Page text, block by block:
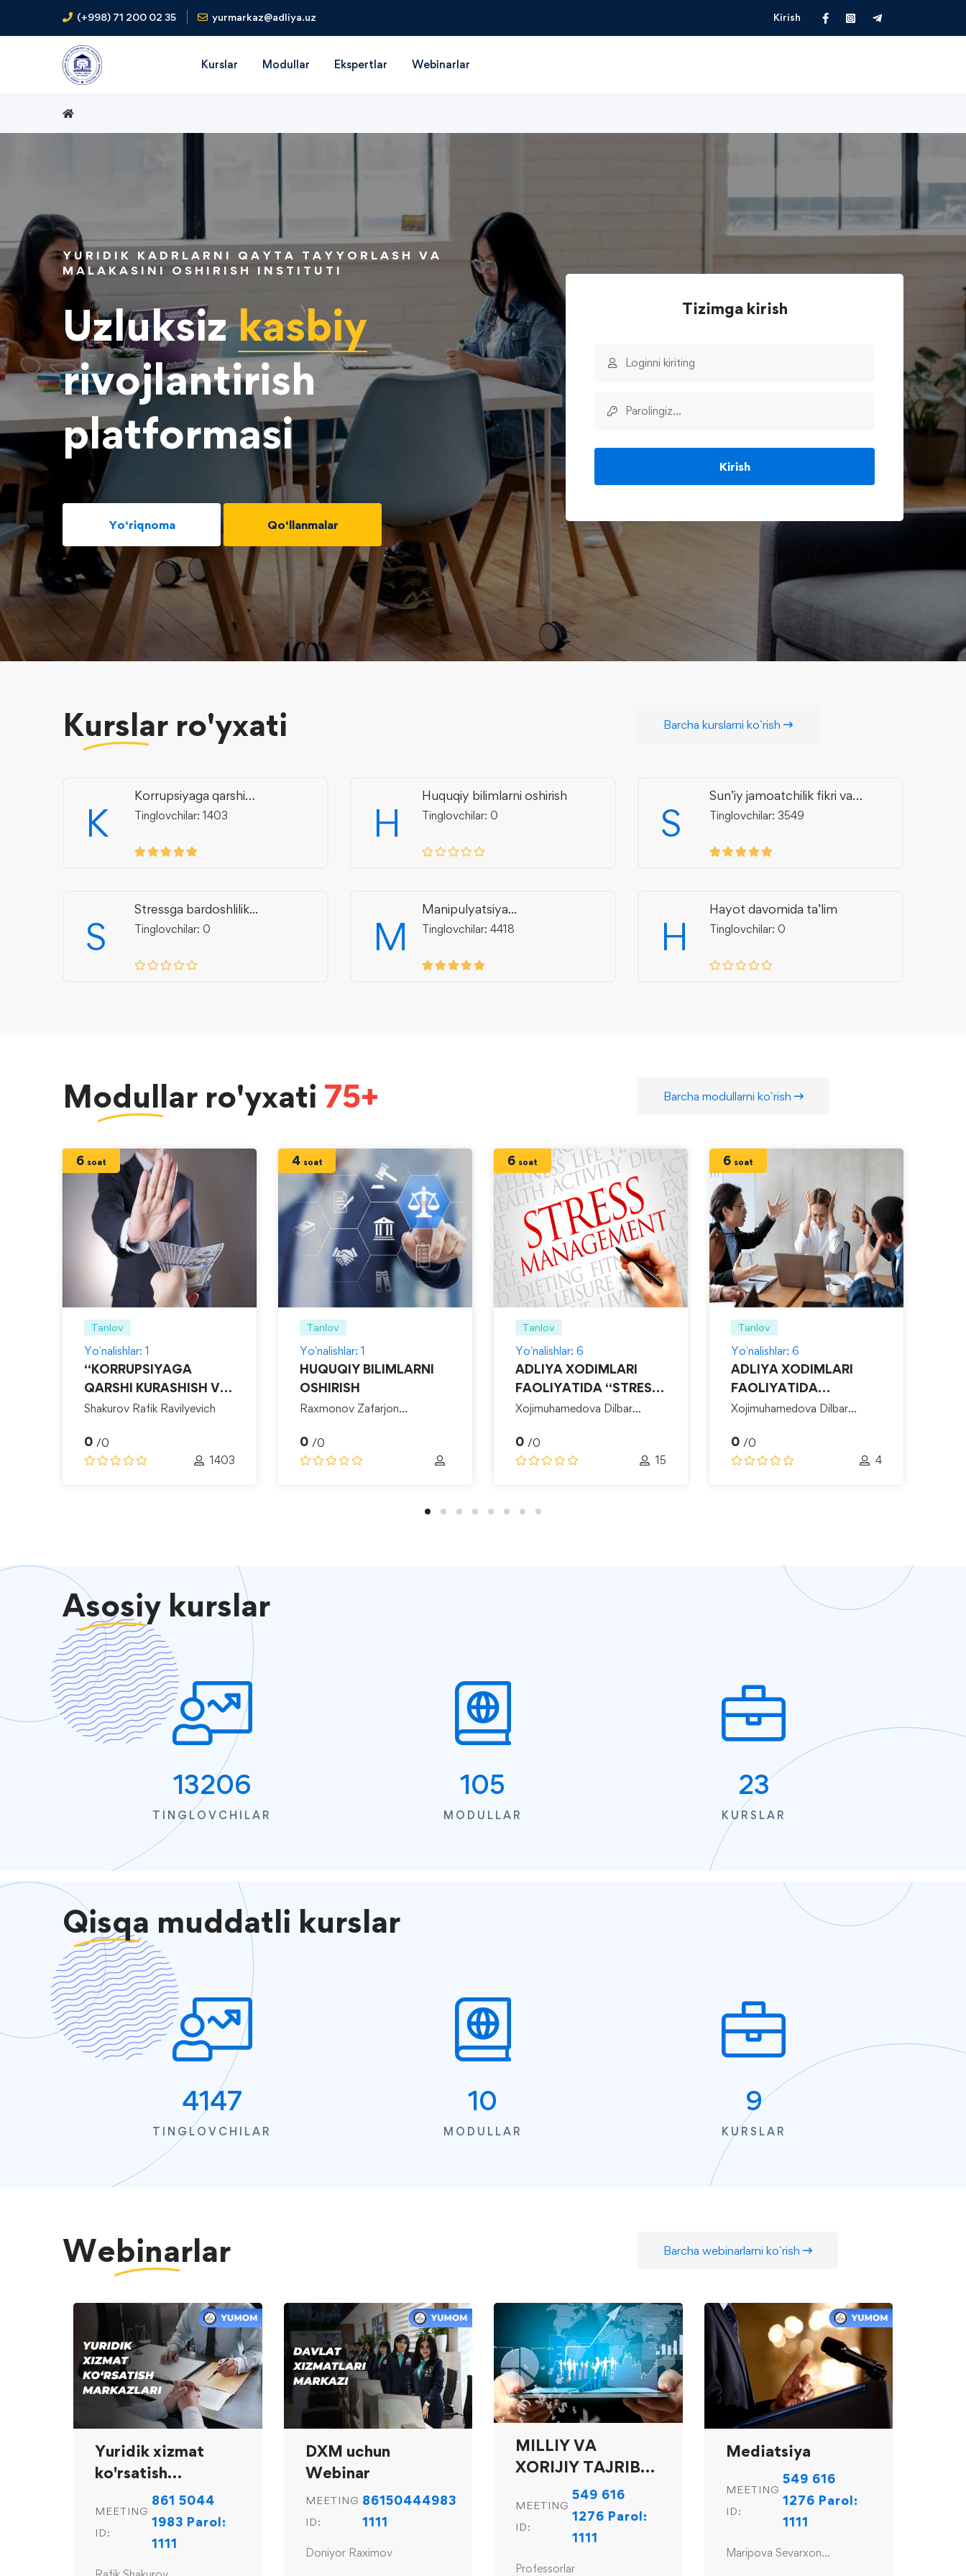
(+998) 71 200 02 35 yurmarkaz@adliya.uz Kirish
Kurslar Modullar Ekspertlar Webinarlar
YURIDIK KADRLARNI QAYTA TAYYORLASH VA
MALAKASINI OSHIRISH INSTITUTI
Uzluksizkasbiy
rivojlantirish
platformasi
Yo‘riqnoma Qo‘llanmalar
Tizimga kirish
Kirish
Kurslar ro'yxati Barcha kurslarni ko`rish
K
Korrupsiyaga qarshi
kurashish...
Tinglovchilar: 1403 H
Huquqiy bilimlarni oshirish
Tinglovchilar: 0 S
Sun’iy jamoatchilik fikri va
axborot manipulyatsiyasi
Tinglovchilar: 3549
S
Stressga bardoshlilik...
Tinglovchilar: 0 M
Manipulyatsiya...
Tinglovchilar: 4418 H
Hayot davomida ta’lim
Tinglovchilar: 0
Modullar ro'yxati 75+ Barcha modullarni ko`rish
6 soat
Tanlov
Yo`nalishlar: 1
“KORRUPSIYAGA
QARSHI KURASHISH VA
MANFAATLAR
BOSHQARISH”
Shakurov Rafik Ravilyevich
0 /0
1403
4 soat
Tanlov
Yo`nalishlar: 1
HUQUQIY BILIMLARNI
OSHIRISH
Raxmonov Zafarjon
0 /0
6 soat
Tanlov
Yo`nalishlar: 6
ADLIYA XODIMLARI
FAOLIYATIDA “STRESS-
MENEDJMENT”-
Xojimuhamedova Dilbar
0 /0
15
6 soat
Tanlov
Yo`nalishlar: 6
ADLIYA XODIMLARI
FAOLIYATIDA
NIZOLARNI HAL QILISH
Xojimuhamedova Dilbar
0 /0
4
Asosiy kurslar
13206
TINGLOVCHILAR
105
MODULLAR
23
KURSLAR
Qisqa muddatli kurslar
4147
TINGLOVCHILAR
10
MODULLAR
9
KURSLAR
Webinarlar Barcha webinarlarni ko`rish
Yuridik xizmat
ko'rsatish
markazlari
MEETING
ID:
861 5044
1983 Parol:
1111
DXM uchun
Webinar
MEETING
ID:
86150444983
1111
Doniyor Raximov
MILLIY VA
XORIJIY TAJRIBA-
konferensiya
MEETING
ID:
549 616
1276 Parol:
1111
Professorlar
Mediatsiya
MEETING
ID:
549 616
1276 Parol:
1111
Maripova Sevarxon